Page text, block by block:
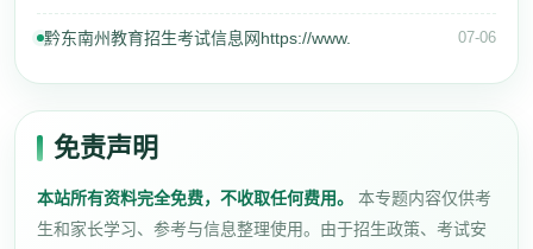
黔东南州教育招生考试信息网https://www. 07-06
免责声明
本站所有资料完全免费，不收取任何费用。
本专题内容仅供考
生和家长学习、参考与信息整理使用。由于招生政策、考试安